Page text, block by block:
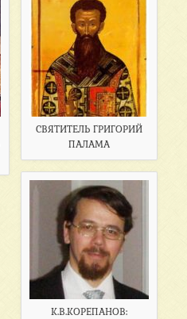
СВЯТИТЕЛЬ ГРИГОРИЙ
ПАЛАМА
К.В.КОРЕПАНОВ: